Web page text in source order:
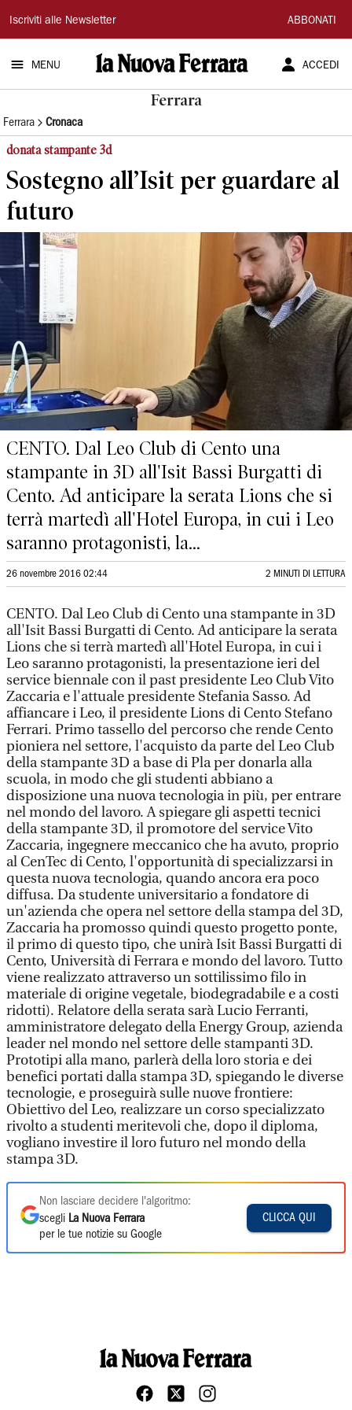
La
Nuova
Ferrara
Iscriviti alle Newsletter ABBONATI
MENU ACCEDI
Ferrara
Ferrara Cronaca
donata stampante 3d
Sostegno all’Isit per guardare al
futuro
CENTO. Dal Leo Club di Cento una
stampante in 3D all'Isit Bassi Burgatti di
Cento. Ad anticipare la serata Lions che si
terrà martedì all'Hotel Europa, in cui i Leo
saranno protagonisti, la...
26 novembre 2016 02:44 2 MINUTI DI LETTURA
CENTO. Dal Leo Club di Cento una stampante in 3D
all'Isit Bassi Burgatti di Cento. Ad anticipare la serata
Lions che si terrà martedì all'Hotel Europa, in cui i
Leo saranno protagonisti, la presentazione ieri del
service biennale con il past presidente Leo Club Vito
Zaccaria e l'attuale presidente Stefania Sasso. Ad
affiancare i Leo, il presidente Lions di Cento Stefano
Ferrari. Primo tassello del percorso che rende Cento
pioniera nel settore, l'acquisto da parte del Leo Club
della stampante 3D a base di Pla per donarla alla
scuola, in modo che gli studenti abbiano a
disposizione una nuova tecnologia in più, per entrare
nel mondo del lavoro. A spiegare gli aspetti tecnici
della stampante 3D, il promotore del service Vito
Zaccaria, ingegnere meccanico che ha avuto, proprio
al CenTec di Cento, l'opportunità di specializzarsi in
questa nuova tecnologia, quando ancora era poco
diffusa. Da studente universitario a fondatore di
un'azienda che opera nel settore della stampa del 3D,
Zaccaria ha promosso quindi questo progetto ponte,
il primo di questo tipo, che unirà Isit Bassi Burgatti di
Cento, Università di Ferrara e mondo del lavoro. Tutto
viene realizzato attraverso un sottilissimo filo in
materiale di origine vegetale, biodegradabile e a costi
ridotti). Relatore della serata sarà Lucio Ferranti,
amministratore delegato della Energy Group, azienda
leader nel mondo nel settore delle stampanti 3D.
Prototipi alla mano, parlerà della loro storia e dei
benefici portati dalla stampa 3D, spiegando le diverse
tecnologie, e proseguirà sulle nuove frontiere:
Obiettivo del Leo, realizzare un corso specializzato
rivolto a studenti meritevoli che, dopo il diploma,
vogliano investire il loro futuro nel mondo della
stampa 3D.
Non lasciare decidere l'algoritmo:
scegli La Nuova Ferrara
per le tue notizie su Google
CLICCA QUI